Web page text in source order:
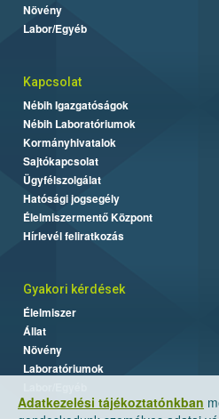
Adatkezelési tájékoztatónkban
Növény
Labor/Egyéb
Kapcsolat
Nébih Igazgatóságok
Nébih Laboratóriumok
Kormányhivatalok
Sajtókapcsolat
Ügyfélszolgálat
Hatósági jogsegély
Élelmiszermentő Központ
Hírlevél feliratkozás
Gyakori kérdések
Élelmiszer
Állat
Növény
Laboratóriumok